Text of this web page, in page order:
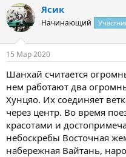
т
о
р
т
е
м
ы
т
н
ч
а
л
Ясик
Начинающий
15 Мар 2020
Шанхай считается
нем работают два
Хунцяо. Их соединяет
через центр. Во время
красотами и
небоскребы Восточная
набережная Вайтань,